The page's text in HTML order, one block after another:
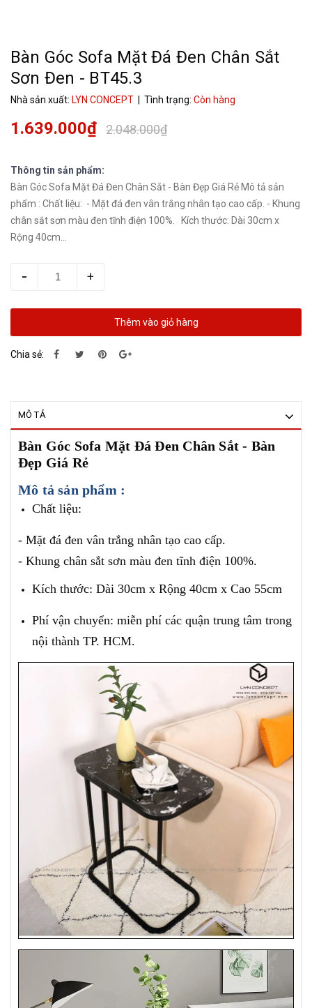
Bàn Góc Sofa Mặt Đá Đen Chân Sắt
Sơn Đen - BT45.3
Nhà sản xuất: LYN CONCEPT | Tình trạng: Còn hàng
1.639.000₫ 2.048.000₫
Thông tin sản phẩm:
Bàn Góc Sofa Mặt Đá Đen Chân Sắt - Bàn Đẹp Giá Rẻ Mô tả sản
phẩm : Chất liệu: - Mặt đá đen vân trắng nhân tạo cao cấp. - Khung
chân sắt sơn màu đen tĩnh điện 100%. Kích thước: Dài 30cm x
Rộng 40cm...
- +
Thêm vào giỏ hàng
Chia sẻ:
MÔ TẢ
Bàn Góc Sofa Mặt Đá Đen Chân Sắt - Bàn
Đẹp Giá Rẻ
Mô tả sản phẩm :
Chất liệu:
- Mặt đá đen vân trắng nhân tạo cao cấp.
- Khung chân sắt sơn màu đen tĩnh điện 100%.
Kích thước: Dài 30cm x Rộng 40cm x Cao 55cm
Phí vận chuyển: miễn phí các quận trung tâm trong
nội thành TP. HCM.